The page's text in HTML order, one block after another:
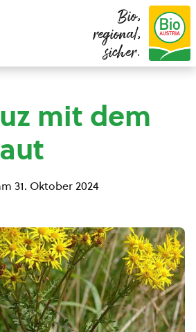
Bio,
regional,
sicher.
mit dem
31. Oktober 2024